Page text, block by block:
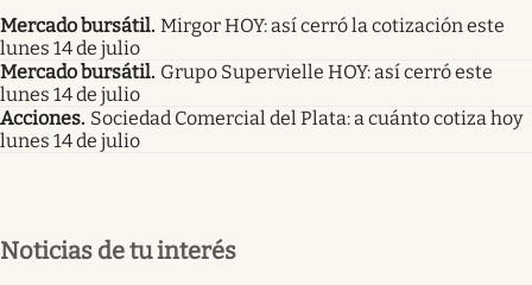
Mercado bursátil. Mirgor HOY: así cerró la cotización este
lunes 14 de julio
Mercado bursátil. Grupo Supervielle HOY: así cerró este
lunes 14 de julio
Acciones. Sociedad Comercial del Plata: a cuánto cotiza hoy
lunes 14 de julio
Noticias de tu interés